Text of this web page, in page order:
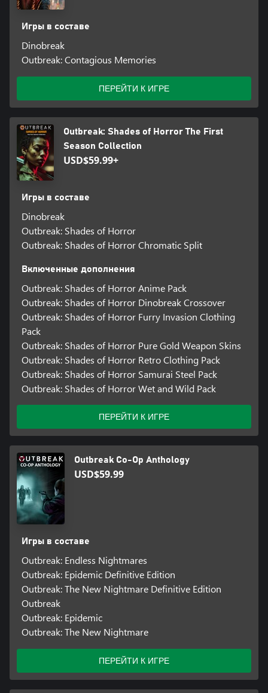
Игры в составе
Dinobreak
Outbreak: Contagious Memories
ПЕРЕЙТИ К ИГРЕ
Outbreak: Shades of Horror The First
Season Collection
USD$59.99+
Игры в составе
Dinobreak
Outbreak: Shades of Horror
Outbreak: Shades of Horror Chromatic Split
Включенные дополнения
Outbreak: Shades of Horror Anime Pack
Outbreak: Shades of Horror Dinobreak Crossover
Outbreak: Shades of Horror Furry Invasion Clothing
Pack
Outbreak: Shades of Horror Pure Gold Weapon Skins
Outbreak: Shades of Horror Retro Clothing Pack
Outbreak: Shades of Horror Samurai Steel Pack
Outbreak: Shades of Horror Wet and Wild Pack
ПЕРЕЙТИ К ИГРЕ
Outbreak Co-Op Anthology
USD$59.99
Игры в составе
Outbreak: Endless Nightmares
Outbreak: Epidemic Definitive Edition
Outbreak: The New Nightmare Definitive Edition
Outbreak
Outbreak: Epidemic
Outbreak: The New Nightmare
ПЕРЕЙТИ К ИГРЕ